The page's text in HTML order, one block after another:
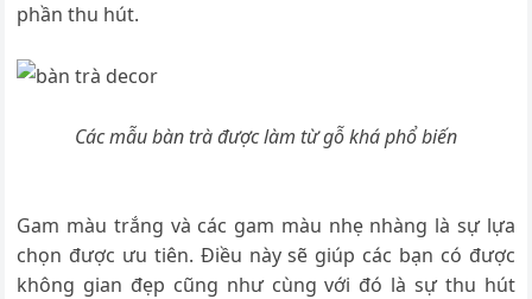
phần thu hút.
Các mẫu bàn trà được làm từ gỗ khá phổ biến
Gam màu trắng và các gam màu nhẹ nhàng là sự lựa
chọn được ưu tiên. Điều này sẽ giúp các bạn có được
không gian đẹp cũng như cùng với đó là sự thu hút